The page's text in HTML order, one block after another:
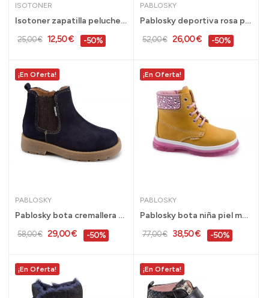
ISOTONER
Isotoner zapatilla peluche conejo para casa...
25,00 € 12,50 € -50%
PABLOSKY
Pablosky deportiva rosa piel niña 21 al 23...
52,00 € 26,00 € -50%
¡En Oferta!
PABLOSKY
Pablosky bota cremallera niña marino tallas 29...
58,00 € 29,00 € -50%
¡En Oferta!
PABLOSKY
Pablosky bota niña piel mostaza talla 29 al 38...
77,00 € 38,50 € -50%
¡En Oferta! ¡En Oferta!